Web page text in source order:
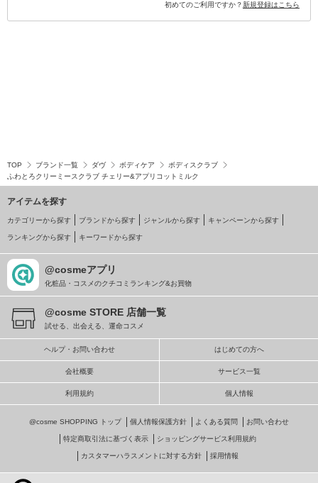
初めてのご利用ですか？新規登録はこちら
TOP ブランド一覧 ダヴ ボディケア
ボディスクラブ
ふわとろクリーミースクラブ チェリー&アプリコットミルク
アイテムを探す
カテゴリーから探す ブランドから探す ジャンルから探す キャンペーンから探す
ランキングから探す キーワードから探す
@cosmeアプリ
化粧品・コスメのクチコミランキング&お買物
@cosme STORE 店舗一覧
試せる、出会える、運命コスメ
ヘルプ・お問い合わせ はじめての方へ
会社概要 サービス一覧
利用規約 個人情報
@cosme SHOPPING トップ 個人情報保護方針 よくある質問 お問い合わせ
特定商取引法に基づく表示 ショッピングサービス利用規約
カスタマーハラスメントに対する方針 採用情報